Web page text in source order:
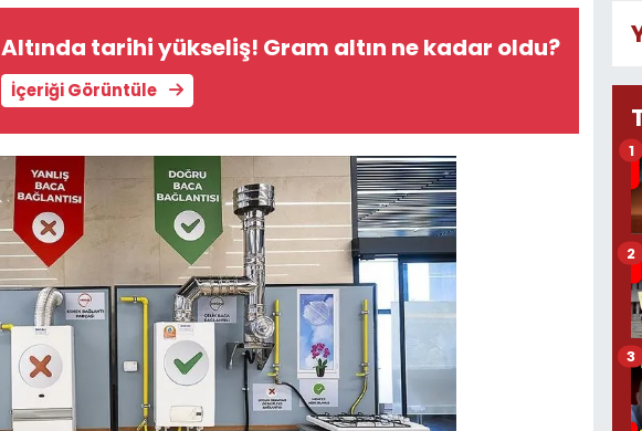
Altında tarihi yükseliş! Gram altın ne kadar oldu?
İçeriği Görüntüle
1
2
3